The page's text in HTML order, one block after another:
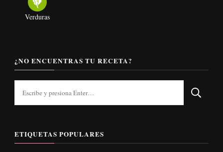
Verduras
¿NO ENCUENTRAS TU RECETA?
ETIQUETAS POPULARES